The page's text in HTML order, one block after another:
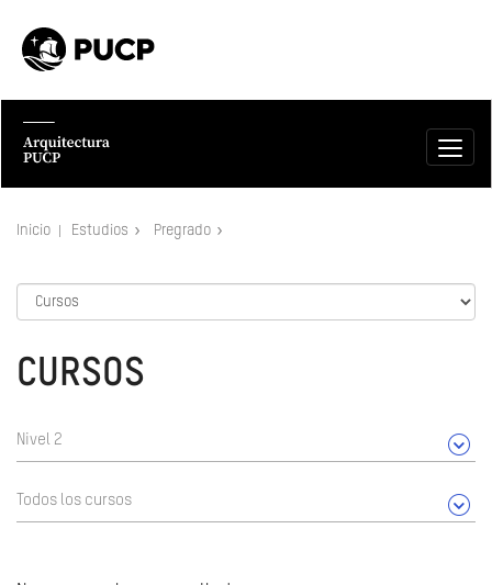
Inicio Estudios Pregrado
CURSOS
Nivel 2
Todos los cursos